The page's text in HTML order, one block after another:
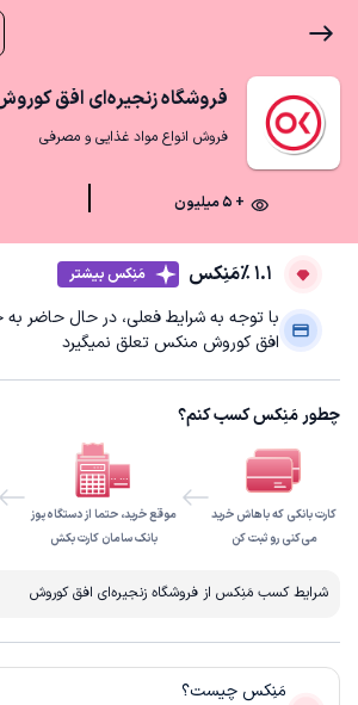
فروش انواع مواد غذایی و مصرفی
+ ۵ میلیون
1.1 ٪ مَنِکس مَنِکس بیشتر
با توجه به شرایط فعلی، در حال حاضر
افق کوروش منکس تعلق نمیگیرد
چطور مَنِکس کسب کنم؟
کارت بانکی که باهاش خرید
می‌کنی رو ثبت کن
موقع خرید، حتما از دستگاه پوز
بانک سامان کارت بکش
شرایط کسب مَنِکس از فروشگاه زنجیره‌ای افق کوروش
مَنِکس چیست؟